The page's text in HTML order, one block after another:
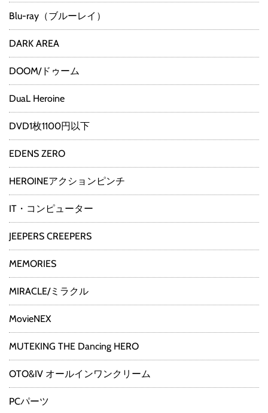
Blu-ray（ブルーレイ）
DARK AREA
DOOM/ドゥーム
DuaL Heroine
DVD1枚1100円以下
EDENS ZERO
HEROINEアクションピンチ
IT・コンピューター
JEEPERS CREEPERS
MEMORIES
MIRACLE/ミラクル
MovieNEX
MUTEKING THE Dancing HERO
OTO&IV オールインワンクリーム
PCパーツ